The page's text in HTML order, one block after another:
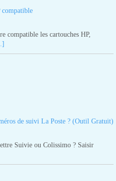
compatible
compatible les cartouches HP,
de suivi La Poste ? (Outil Gratuit)
Suivie ou Colissimo ? Saisir